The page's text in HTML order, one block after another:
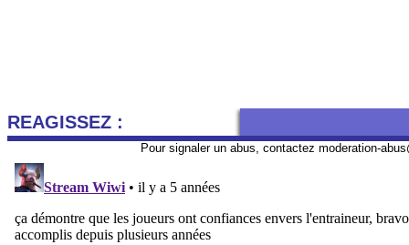
REAGISSEZ :
Pour signaler un abus, contactez moderation-